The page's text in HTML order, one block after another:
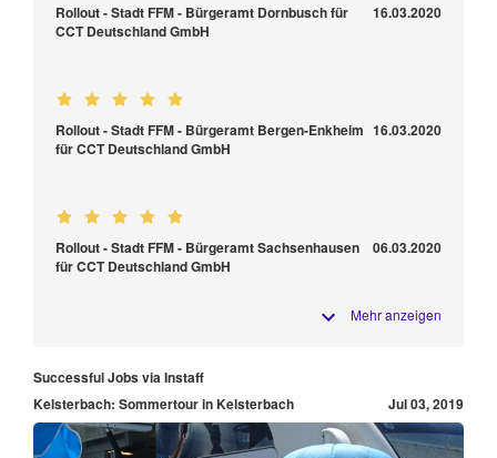
Rollout - Stadt FFM - Bürgeramt Dornbusch für
CCT Deutschland GmbH
16.03.2020
Rollout - Stadt FFM - Bürgeramt Bergen-Enkheim
für CCT Deutschland GmbH
16.03.2020
Rollout - Stadt FFM - Bürgeramt Sachsenhausen
für CCT Deutschland GmbH
06.03.2020
Mehr anzeigen
Successful Jobs via Instaff
Kelsterbach: Sommertour in Kelsterbach
Jul 03, 2019